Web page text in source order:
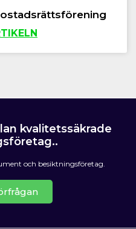
kvalitetssäkrade
och besiktningsföretag.